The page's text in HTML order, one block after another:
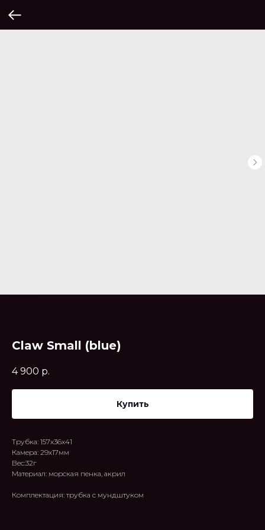
Claw Small (blue)
4 900 р.
Купить
Трубка: 157х36х41
Камера: 29x17мм
Вес:32г
Материал: морская пенка, акрил
Комплектация: трубка с мундштуком